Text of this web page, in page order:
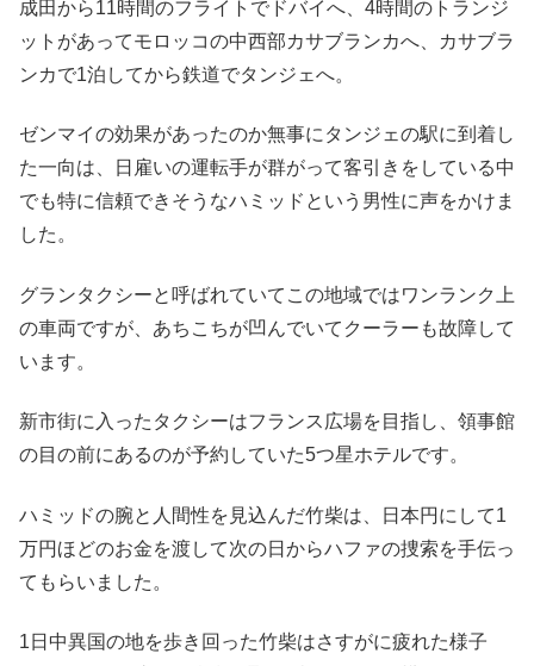
成田から11時間のフライトでドバイへ、4時間のトランジ
ットがあってモロッコの中西部カサブランカへ、カサブラ
ンカで1泊してから鉄道でタンジェへ。
ゼンマイの効果があったのか無事にタンジェの駅に到着し
た一向は、日雇いの運転手が群がって客引きをしている中
でも特に信頼できそうなハミッドという男性に声をかけま
した。
グランタクシーと呼ばれていてこの地域ではワンランク上
の車両ですが、あちこちが凹んでいてクーラーも故障して
います。
新市街に入ったタクシーはフランス広場を目指し、領事館
の目の前にあるのが予約していた5つ星ホテルです。
ハミッドの腕と人間性を見込んだ竹柴は、日本円にして1
万円ほどのお金を渡して次の日からハファの捜索を手伝っ
てもらいました。
1日中異国の地を歩き回った竹柴はさすがに疲れた様子